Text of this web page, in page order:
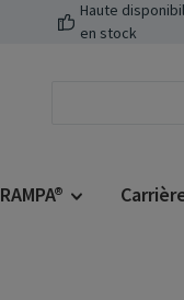
Haute
en stock